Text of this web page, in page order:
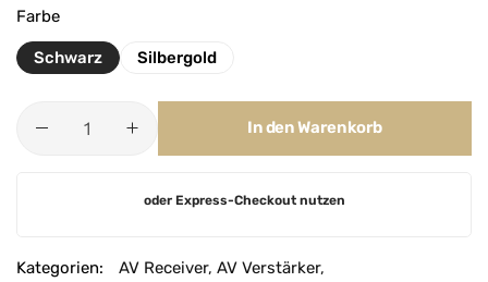
Farbe
Schwarz Silbergold
In den Warenkorb
e
oder Express-Checkout nutzen
Kategorien: AV Receiver, AV Verstärker,